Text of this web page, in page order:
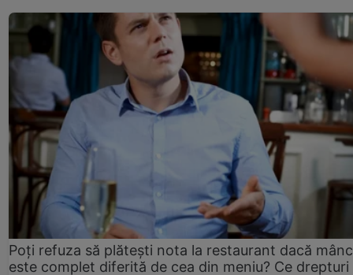
Poți refuza să plătești nota la restaurant dacă
este complet diferită de cea din meniu? Ce drepturi